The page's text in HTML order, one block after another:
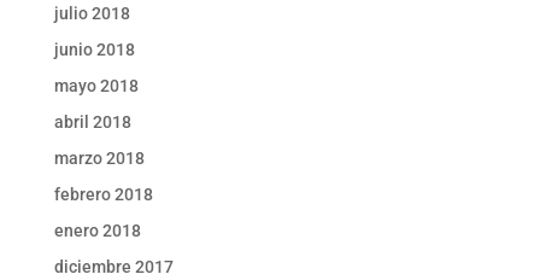
julio 2018
junio 2018
mayo 2018
abril 2018
marzo 2018
febrero 2018
enero 2018
diciembre 2017